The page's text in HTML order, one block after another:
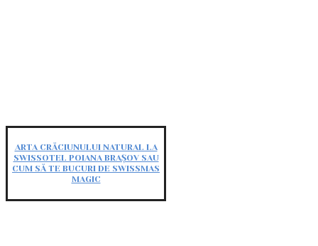
ARTA CRĂCIUNULUI NATURAL LA
SWISSOTEL POIANA BRAȘOV SAU
CUM SĂ TE BUCURI DE SWISSMAS
MAGIC